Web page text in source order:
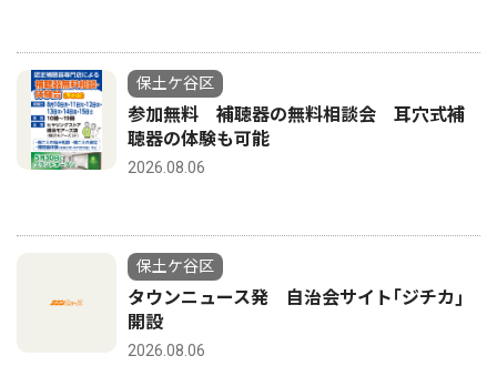
保土ケ谷区
参加無料 補聴器の無料相談会 耳穴式補
聴器の体験も可能
2026.08.06
保土ケ谷区
タウンニュース発 自治会サイト｢ジチカ｣
開設
2026.08.06